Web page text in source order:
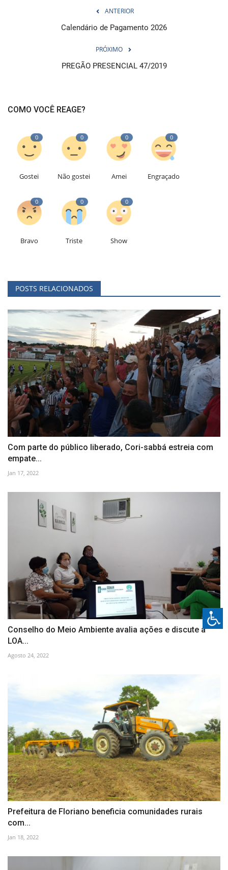
ANTERIOR
Calendário de Pagamento 2026
PRÓXIMO
PREGÃO PRESENCIAL 47/2019
COMO VOCÊ REAGE?
0
Gostei
0
Não gostei
0
Amei
0
Engraçado
0
Bravo
0
Triste
0
Show
POSTS RELACIONADOS
Com parte do público liberado, Cori-sabbá estreia com
empate...
Jan 17, 2022
Conselho do Meio Ambiente avalia ações e discute a
LOA...
Agosto 24, 2022
Prefeitura de Floriano beneficia comunidades rurais
com...
Jan 18, 2022